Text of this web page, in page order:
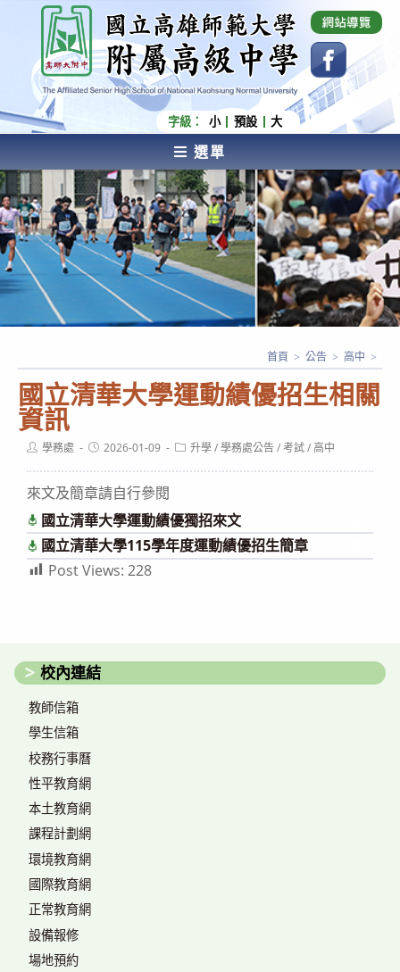
內
容
國立高雄師範大學附屬高級中學 Affiliated Senior
High School of National Kaohsiung Normal
University
字級： 小 預設 大
選單
AFFILIATED SENIOR HIGH SCHOOL OF NATIONAL
KAOHSIUNG NORMAL UNIVERSITY
國立清華大學運動績優招生相關
資訊
首頁 > 公告 > 高中 >
Post學務處
Post2026-01-09
Post升學/學務處公告/考試/高中
來文及簡章請自行參閱
國立清華大學運動績優獨招來文
國立清華大學115學年度運動績優招生簡章
Post Views: 228
校內連結
教師信箱
學生信箱
校務行事曆
性平教育網
本土教育網
課程計劃網
環境教育網
國際教育網
正常教育網
設備報修
場地預約